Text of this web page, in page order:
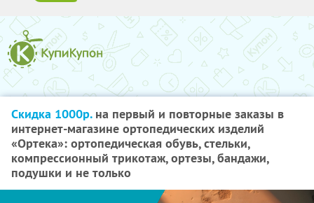
Скидка 1000р.на первый и повторные заказы в
интернет-магазине ортопедических изделий
«Ортека»: ортопедическая обувь, стельки,
компрессионный трикотаж, ортезы, бандажи,
подушки и не только